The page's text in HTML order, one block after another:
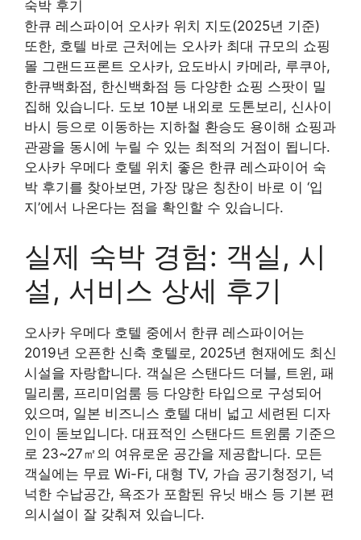
한큐 레스파이어 오사카 위치 지도(2025년 기준)
또한, 호텔 바로 근처에는 오사카 최대 규모의 쇼핑
몰 그랜드프론트 오사카, 요도바시 카메라, 루쿠아,
한큐백화점, 한신백화점 등 다양한 쇼핑 스팟이 밀
집해 있습니다. 도보 10분 내외로 도톤보리, 신사이
바시 등으로 이동하는 지하철 환승도 용이해 쇼핑과
관광을 동시에 누릴 수 있는 최적의 거점이 됩니다.
오사카 우메다 호텔 위치 좋은 한큐 레스파이어 숙
박 후기를 찾아보면, 가장 많은 칭찬이 바로 이 ‘입
지’에서 나온다는 점을 확인할 수 있습니다.
실제 숙박 경험: 객실, 시
설, 서비스 상세 후기
오사카 우메다 호텔 중에서 한큐 레스파이어는
2019년 오픈한 신축 호텔로, 2025년 현재에도 최신
시설을 자랑합니다. 객실은 스탠다드 더블, 트윈, 패
밀리룸, 프리미엄룸 등 다양한 타입으로 구성되어
있으며, 일본 비즈니스 호텔 대비 넓고 세련된 디자
인이 돋보입니다. 대표적인 스탠다드 트윈룸 기준으
로 23~27㎡의 여유로운 공간을 제공합니다. 모든
객실에는 무료 Wi-Fi, 대형 TV, 가습 공기청정기, 넉
넉한 수납공간, 욕조가 포함된 유닛 배스 등 기본 편
의시설이 잘 갖춰져 있습니다.